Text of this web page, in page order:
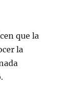
que la
la